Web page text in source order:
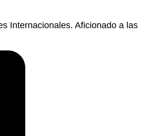
Internacionales. Aficionado a las